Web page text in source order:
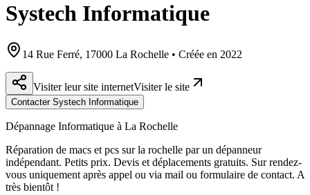
Systech Informatique
14 Rue Ferré, 17000 La Rochelle • Créée en 2022
Visiter leur site internetVisiter le site
Contacter Systech Informatique
Dépannage Informatique à La Rochelle
Réparation de macs et pcs sur la rochelle par un dépanneur
indépendant. Petits prix. Devis et déplacements gratuits. Sur rendez-
vous uniquement après appel ou via mail ou formulaire de contact. A
très bientôt !